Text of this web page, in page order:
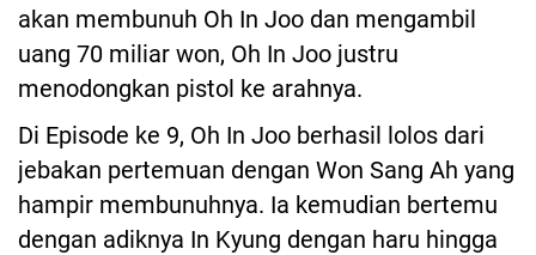
akan membunuh Oh In Joo dan mengambil
uang 70 miliar won, Oh In Joo justru
menodongkan pistol ke arahnya.
Di Episode ke 9, Oh In Joo berhasil lolos dari
jebakan pertemuan dengan Won Sang Ah yang
hampir membunuhnya. Ia kemudian bertemu
dengan adiknya In Kyung dengan haru hingga